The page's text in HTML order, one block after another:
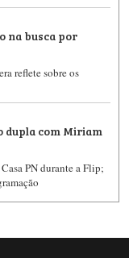
na busca por
reflete sobre os
dupla com Miriam
PN durante a Flip;